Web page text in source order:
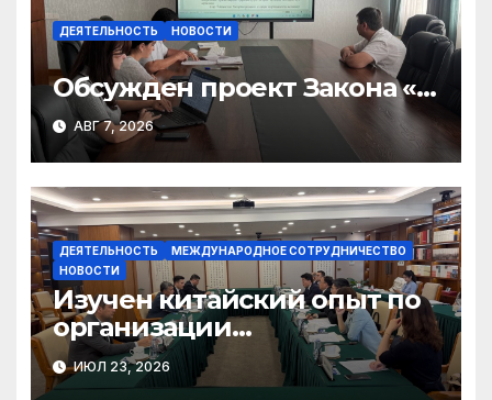
ДЕЯТЕЛЬНОСТЬ НОВОСТИ
Обсужден проект Закона «О
финансовом штрафе»
АВГ 7, 2026
ДЕЯТЕЛЬНОСТЬ
МЕЖДУНАРОДНОЕ СОТРУДНИЧЕСТВО
НОВОСТИ
Изучен китайский опыт по
организации
общественного консенсуса
и инклюзивного диалога
ИЮЛ 23, 2026